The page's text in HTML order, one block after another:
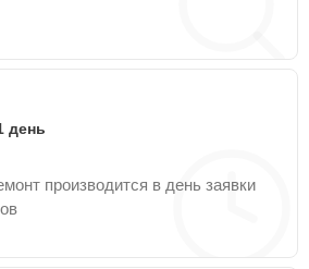
день
производится в день заявки